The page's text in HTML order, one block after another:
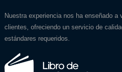
Nuestra experiencia nos ha enseñado a
clientes, ofreciendo un servicio de
estándares requeridos.